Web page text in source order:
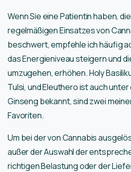
Wenn Sie eine Patientin haben,
regelmäßigen Einsatzes von
beschwert, empfehle ich häufig
das Energieniveau steigern und
umzugehen, erhöhen. Holy
Tulsi, und Eleuthero ist auch unter
Ginseng bekannt, sind zwei
Favoriten.
Um bei der von Cannabis
außer der Auswahl der
richtigen Belastung oder der